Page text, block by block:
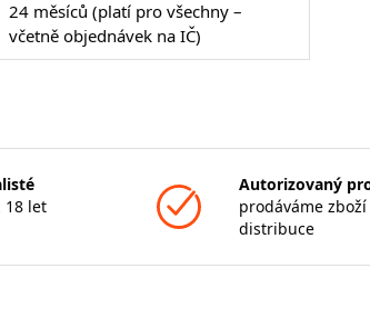
24 měsíců (platí pro všechny –
včetně objednávek na IČ)
18 let
Autorizovaný
prodáváme
distribuce